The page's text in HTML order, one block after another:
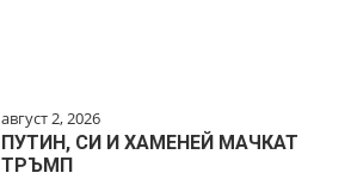
август 2, 2026
ПУТИН, СИ И ХАМЕНЕЙ МАЧКАТ
ТРЪМП